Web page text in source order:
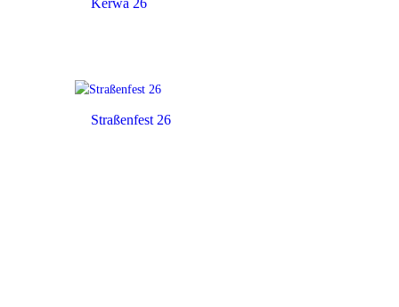
Straßenfest 26